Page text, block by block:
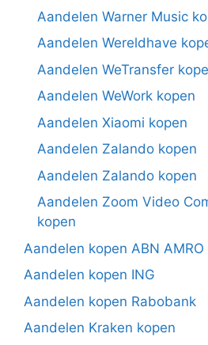
Aandelen Warner Music
Aandelen Wereldhave
Aandelen WeTransfer
Aandelen WeWork kopen
Aandelen Xiaomi kopen
Aandelen Zalando kopen
Aandelen Zalando kopen
Aandelen Zoom Video
kopen
Aandelen kopen ABN AMRO
Aandelen kopen ING
Aandelen kopen Rabobank
Aandelen Kraken kopen